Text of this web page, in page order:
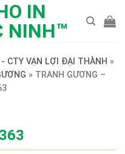
CTY VẠN LỢI ĐẠI THÀNH »
» TRANH GƯƠNG –